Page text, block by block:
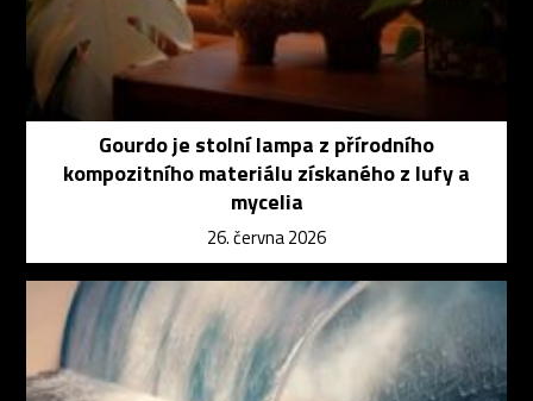
Gourdo je stolní lampa z přírodního
kompozitního materiálu získaného z lufy a
mycelia
26. června 2026